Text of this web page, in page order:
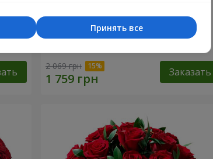
Букет "Гармония"
2 069 грн Заказать
Принять все